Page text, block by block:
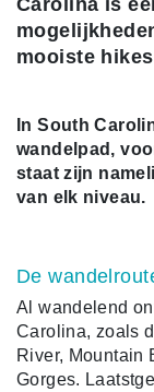
Carolina is
mooiste
In South
wandelpad,
staat zijn
van elk niveau.
De
Al wandelend
Carolina, zoals
River, Mountain
Gorges.